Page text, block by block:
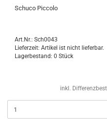
Schu­co Pic­co­lo
Art.Nr.: Sch0043
Lieferzeit: Artikel ist nicht lieferbar.
Lagerbestand: 0 Stück
inkl.